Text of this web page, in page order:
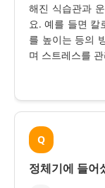
해진 식습관과
요. 예를 들면 칼
를 높이는 등의
며 스트레스를
Q
정체기에 들어